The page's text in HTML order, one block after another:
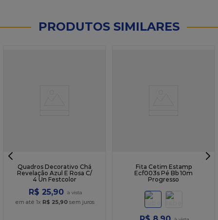
PRODUTOS SIMILARES
Quadros Decorativo Chá
Revelação Azul E Rosa C/
4 Un Festcolor
R$ 25,90
em até 1x R$ 25,90sem juros
Fita Cetim Estamp
Ecf003s Pé Bb 10m
Progresso